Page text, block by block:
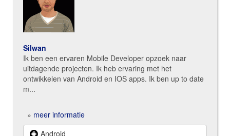
Silwan
Ik ben een ervaren Mobile Developer opzoek naar
uitdagende projecten. Ik heb ervaring met het
ontwikkelen van Android en IOS apps. Ik ben up to date
m...
» meer informatie
Android